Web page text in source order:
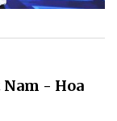
- Hoa